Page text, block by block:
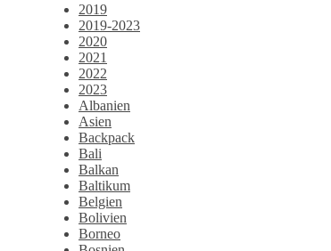
2019
2019-2023
2020
2021
2022
2023
Albanien
Asien
Backpack
Bali
Balkan
Baltikum
Belgien
Bolivien
Borneo